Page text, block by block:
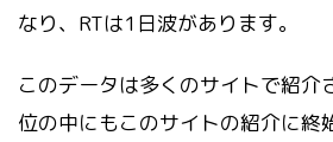
なり、RTは1日波があります。
このデータは多くのサイトで紹介
位の中にもこのサイトの紹介に終